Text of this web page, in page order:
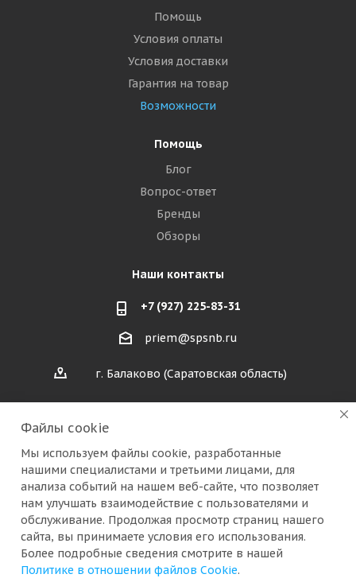
Помощь
Условия оплаты
Условия доставки
Гарантия на товар
Возможности
Помощь
Блог
Вопрос-ответ
Бренды
Обзоры
Наши контакты
+7 (927) 225-83-31
priem@spsnb.ru
г. Балаково (Саратовская область)
2026 © Аспро: Next - интернет-магазин
Файлы cookie
Мы используем файлы cookie, разработанные
нашими специалистами и третьими лицами, для
анализа событий на нашем веб-сайте, что позволяет
нам улучшать взаимодействие с пользователями и
обслуживание. Продолжая просмотр страниц нашего
сайта, вы принимаете условия его использования.
Более подробные сведения смотрите в нашей
Политике в отношении файлов Cookie.